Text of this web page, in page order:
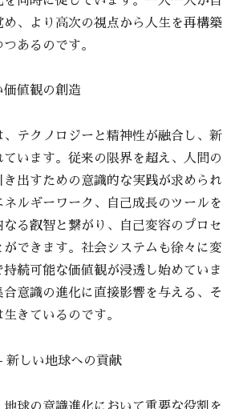
、より高次の視点から人生を再構築
あるのです。
価値観の創造
、テクノロジーと精神性が融合し、新
います。従来の限界を超え、人間の
き出すための意識的な実践が求められ
ルギーワーク、自己成長のツールを
る叡智と繋がり、自己変容のプロセ
ができます。社会システムも徐々に変
続可能な価値観が浸透し始めていま
意識の進化に直接影響を与える、そ
きているのです。
新しい地球への貢献
球の意識進化において重要な役割を